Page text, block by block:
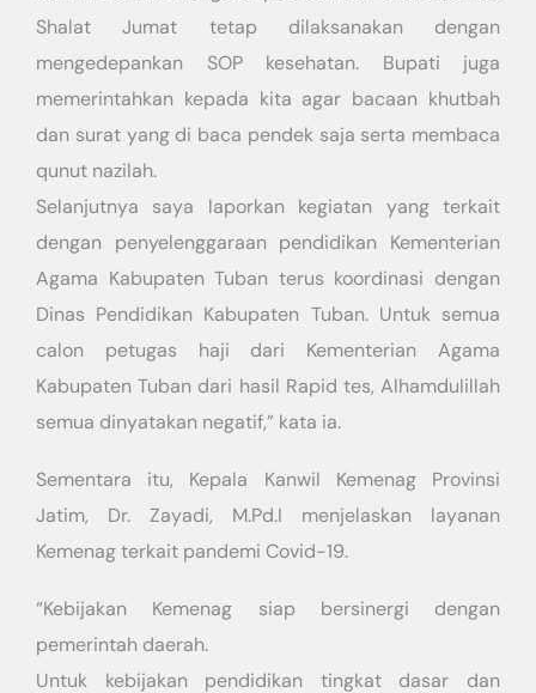
Shalat Jumat tetap dilaksanakan dengan
mengedepankan SOP kesehatan. Bupati juga
memerintahkan kepada kita agar bacaan khutbah
dan surat yang di baca pendek saja serta membaca
qunut nazilah.
Selanjutnya saya laporkan kegiatan yang terkait
dengan penyelenggaraan pendidikan Kementerian
Agama Kabupaten Tuban terus koordinasi dengan
Dinas Pendidikan Kabupaten Tuban. Untuk semua
calon petugas haji dari Kementerian Agama
Kabupaten Tuban dari hasil Rapid tes, Alhamdulillah
semua dinyatakan negatif,” kata ia.
Sementara itu, Kepala Kanwil Kemenag Provinsi
Jatim, Dr. Zayadi, M.Pd.I menjelaskan layanan
Kemenag terkait pandemi Covid-19.
“Kebijakan Kemenag siap bersinergi dengan
pemerintah daerah.
Untuk kebijakan pendidikan tingkat dasar dan